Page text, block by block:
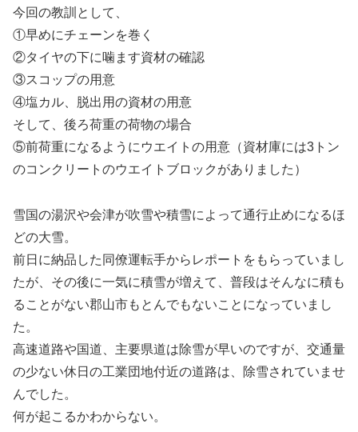
今回の教訓として、
①早めにチェーンを巻く
②タイヤの下に噛ます資材の確認
③スコップの用意
④塩カル、脱出用の資材の用意
そして、後ろ荷重の荷物の場合
⑤前荷重になるようにウエイトの用意（資材庫には3トン
のコンクリートのウエイトブロックがありました）
雪国の湯沢や会津が吹雪や積雪によって通行止めになるほ
どの大雪。
前日に納品した同僚運転手からレポートをもらっていまし
たが、その後に一気に積雪が増えて、普段はそんなに積も
ることがない郡山市もとんでもないことになっていまし
た。
高速道路や国道、主要県道は除雪が早いのですが、交通量
の少ない休日の工業団地付近の道路は、除雪されていませ
んでした。
何が起こるかわからない。